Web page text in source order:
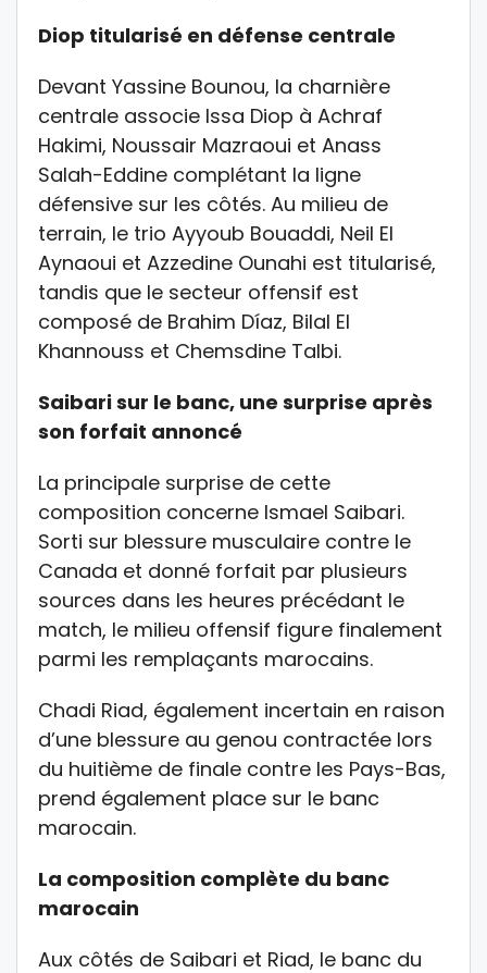
Diop titularisé en défense centrale
Devant Yassine Bounou, la charnière
centrale associe Issa Diop à Achraf
Hakimi, Noussair Mazraoui et Anass
Salah-Eddine complétant la ligne
défensive sur les côtés. Au milieu de
terrain, le trio Ayyoub Bouaddi, Neil El
Aynaoui et Azzedine Ounahi est titularisé,
tandis que le secteur offensif est
composé de Brahim Díaz, Bilal El
Khannouss et Chemsdine Talbi.
Saibari sur le banc, une surprise après
son forfait annoncé
La principale surprise de cette
composition concerne Ismael Saibari.
Sorti sur blessure musculaire contre le
Canada et donné forfait par plusieurs
sources dans les heures précédant le
match, le milieu offensif figure finalement
parmi les remplaçants marocains.
Chadi Riad, également incertain en raison
d’une blessure au genou contractée lors
du huitième de finale contre les Pays-Bas,
prend également place sur le banc
marocain.
La composition complète du banc
marocain
Aux côtés de Saibari et Riad, le banc du